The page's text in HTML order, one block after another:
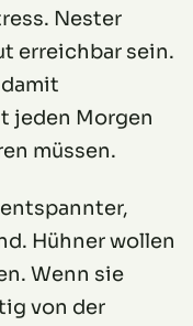
Nester
erreichbar sein.
jeden Morgen
müssen.
Hühner wollen
Wenn sie
von der